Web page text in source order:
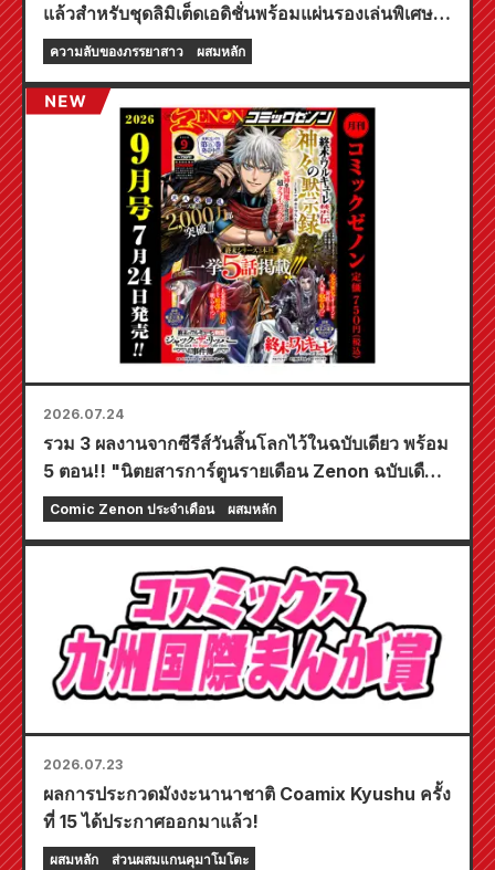
แล้วสำหรับชุดลิมิเต็ดเอดิชั่นพร้อมแผ่นรองเล่นพิเศษที่
มีภาพประกอบสุดงดงามของฟูยูกิ โทโจ วาดโดยคุโด!
เล่มที่ 6 ล่าสุดของ "ความลับของเจ้าสาวสาว" มี
กำหนดวางจำหน่ายในวันที่ 20 ตุลาคมนี้!
ความลับของภรรยาสาว ผสมหลัก
2026.07.24
รวม 3 ผลงานจากซีรีส์วันสิ้นโลกไว้ในฉบับเดียว พร้อม
5 ตอน!! "นิตยสารการ์ตูนรายเดือน Zenon ฉบับเดือน
กันยายน 2026" วางจำหน่ายวันที่ 24 กรกฎาคม!!
Comic Zenon ประจำเดือน ผสมหลัก
2026.07.23
ผลการประกวดมังงะนานาชาติ Coamix Kyushu ครั้ง
ที่ 15 ได้ประกาศออกมาแล้ว!
ผสมหลัก ส่วนผสมแกนคุมาโมโตะ